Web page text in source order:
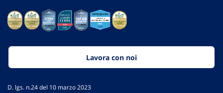
Lavora con noi
D. lgs. n.24 del 10 marzo 2023